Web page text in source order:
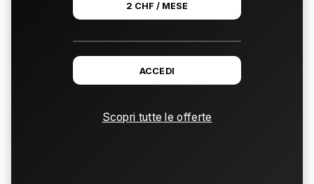
2 CHF / MESE
ACCEDI
Scopri tutte le offerte